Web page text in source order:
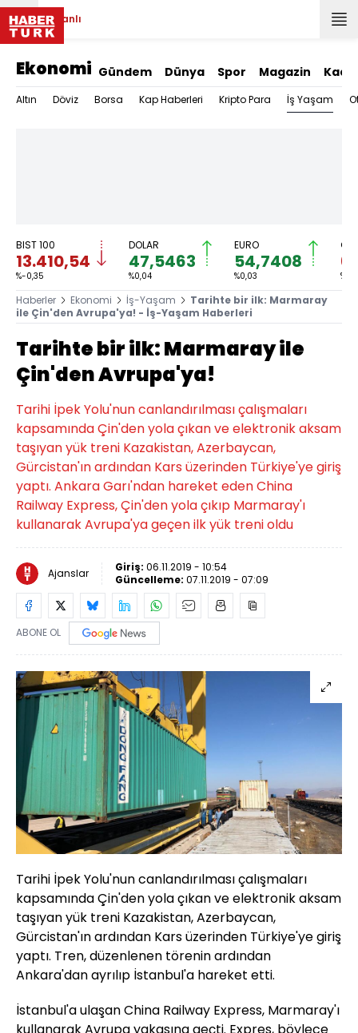
Canlı
Ekonomi Gündem Dünya Spor Magazin
Altın Döviz Borsa Kap Haberleri Kripto Para İş Yaşam
BIST 100
13.410,54
%-0,35
DOLAR
47,5463
%0,04
EURO
54,7408
%0,03 %-
Haberler Ekonomi İş-Yaşam
Tarihte bir ilk: Marmaray
ile Çin'den Avrupa'ya! - İş-Yaşam Haberleri
Tarihte bir ilk: Marmaray ile
Çin'den Avrupa'ya!
Tarihi İpek Yolu'nun canlandırılması çalışmaları
kapsamında Çin'den yola çıkan ve elektronik aksam
taşıyan yük treni Kazakistan, Azerbaycan,
Gürcistan'ın ardından Kars üzerinden Türkiye'ye giriş
yaptı. Ankara Garı'ndan hareket eden China
Railway Express, Çin'den yola çıkıp Marmaray'ı
kullanarak Avrupa'ya geçen ilk yük treni oldu
Ajanslar Giriş: 06.11.2019 - 10:54
Güncelleme: 07.11.2019 - 07:09
ABONE OL
Tarihi İpek Yolu'nun canlandırılması çalışmaları
kapsamında Çin'den yola çıkan ve elektronik aksam
taşıyan yük treni Kazakistan, Azerbaycan,
Gürcistan'ın ardından Kars üzerinden Türkiye'ye giriş
yaptı. Tren, düzenlenen törenin ardından
Ankara'dan ayrılıp İstanbul'a hareket etti.
İstanbul'a ulaşan China Railway Express, Marmaray'ı